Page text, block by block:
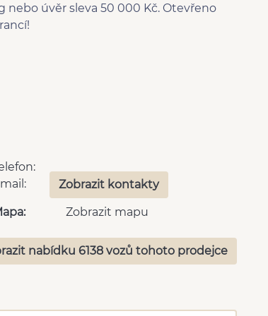
úvěr sleva 50 000 Kč. Otevřeno
Zobrazit kontakty
Zobrazit mapu
nabídku 6138 vozů tohoto prodejce